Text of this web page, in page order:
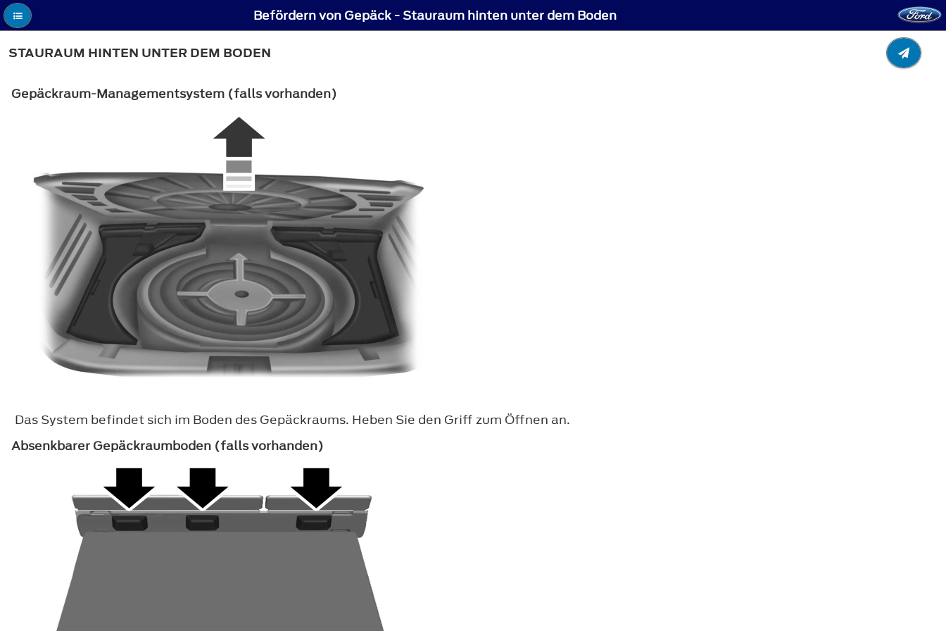
Befördern von Gepäck - Stauraum hinten unter dem Boden
STAURAUM HINTEN UNTER DEM BODEN
Gepäckraum-Managementsystem (falls vorhanden)
Das System befindet sich im Boden des Gepäckraums. Heben Sie den Griff zum Öffnen an.
Absenkbarer Gepäckraumboden (falls vorhanden)